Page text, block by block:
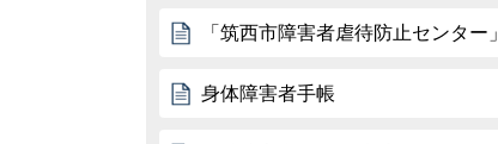
「筑西市障害者虐待防止センタ
身体障害者手帳